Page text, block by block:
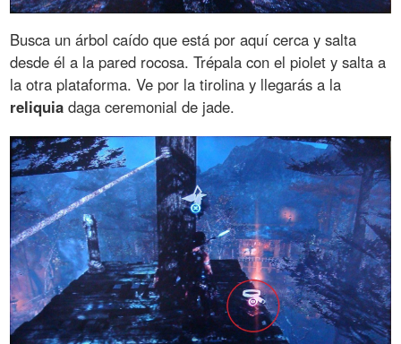
Busca un árbol caído que está por aquí cerca y salta
desde él a la pared rocosa. Trépala con el piolet y salta a
la otra plataforma. Ve por la tirolina y llegarás a la
reliquia daga ceremonial de jade.